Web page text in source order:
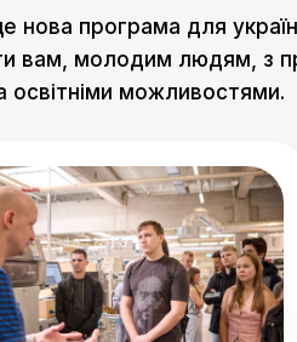
нова програма для
вам, молодим людям, з
освітніми можливостями.